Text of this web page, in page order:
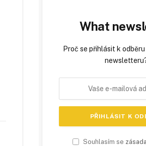
What
Proč se přihlásit k
Souhlasím se